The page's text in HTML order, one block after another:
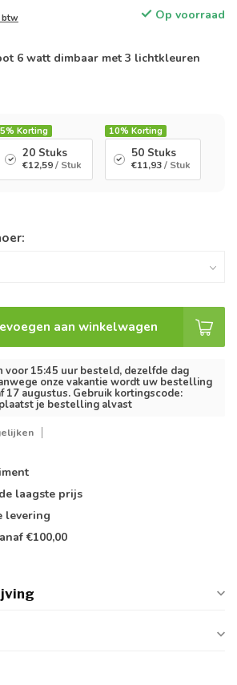
btw Op voorraad
6 watt dimbaar met 3 lichtkleuren
5% Korting
20 Stuks
€12,59 / Stuk
10% Korting
50 Stuks
€11,93 / Stuk
aan winkelwagen
voor 15:45 uur besteld, dezelfde dag
onze vakantie wordt uw bestelling
17 augustus. Gebruik kortingscode:
je bestelling alvast
laagste prijs
levering
€100,00